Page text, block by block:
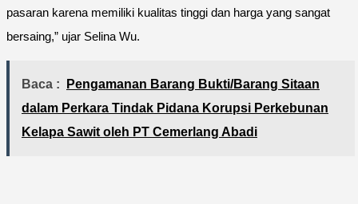
pasaran karena memiliki kualitas tinggi dan harga yang sangat
bersaing,” ujar Selina Wu.
Baca :
Pengamanan Barang Bukti/Barang Sitaan
dalam Perkara Tindak Pidana Korupsi Perkebunan
Kelapa Sawit oleh PT Cemerlang Abadi